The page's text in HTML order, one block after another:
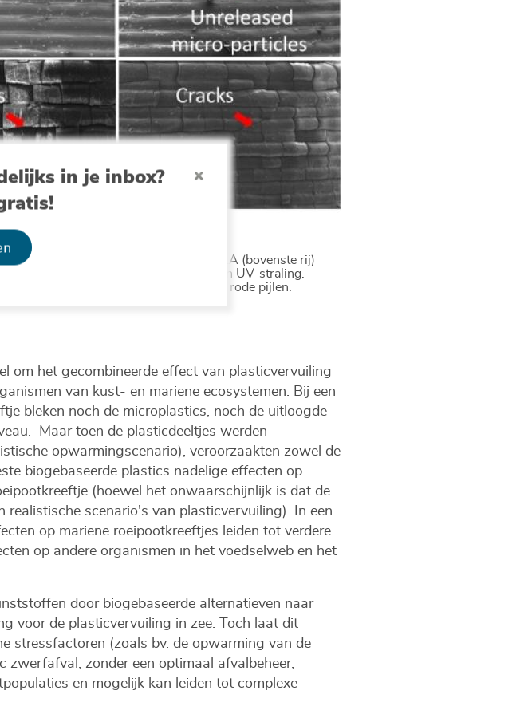
in je inbox?
uit: biogebaseerd polymerkzuur PLA (bovenste rij)
en 76 dagen werden blootgesteld aan UV-straling.
op de afbeeldingen gemarkeerd met rode pijlen.
om het gecombineerde effect van plasticvervuiling
van kust- en mariene ecosystemen. Bij een
bleken noch de microplastics, noch de uitloogde
Maar toen de plasticdeeltjes werden
opwarmingscenario), veroorzaakten zowel de
biogebaseerde plastics nadelige effecten op
(hoewel het onwaarschijnlijk is dat de
scenario's van plasticvervuiling). In een
op mariene roeipootkreeftjes leiden tot verdere
op andere organismen in het voedselweb en het
door biogebaseerde alternatieven naar
voor de plasticvervuiling in zee. Toch laat dit
stressfactoren (zoals bv. de opwarming van de
zwerfafval, zonder een optimaal afvalbeheer,
en mogelijk kan leiden tot complexe